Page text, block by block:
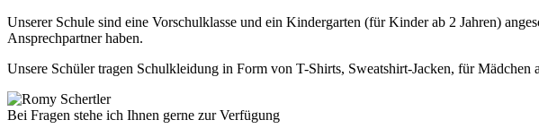
Unserer Schule sind eine Vorschulklasse und ein Kindergarten (für Kinder ab 2 Jahren)
Ansprechpartner haben.
Unsere Schüler tragen Schulkleidung in Form von T-Shirts, Sweatshirt-Jacken, für Mädchen
Bei Fragen stehe ich Ihnen gerne zur Verfügung